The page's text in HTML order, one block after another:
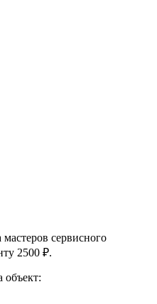
сервисного
2500 ₽.
объект: